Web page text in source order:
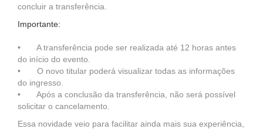
concluir a transferência.
Importante:
• A transferência pode ser realizada até 12 horas antes
do início do evento.
• O novo titular poderá visualizar todas as informações
do ingresso.
• Após a conclusão da transferência, não será possível
solicitar o cancelamento.
Essa novidade veio para facilitar ainda mais sua experiência,